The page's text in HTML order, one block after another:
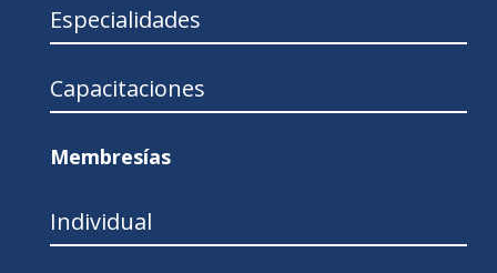
Especialidades
Capacitaciones
Membresías
Individual